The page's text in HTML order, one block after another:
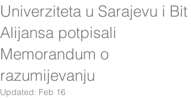
Univerziteta u Sarajevu i Bit
Alijansa potpisali
Memorandum o
razumijevanju
Updated: Feb 16